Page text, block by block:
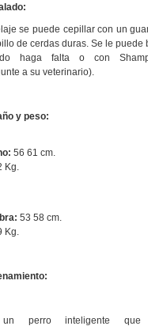
se puede cepillar con un
de cerdas duras. Se le puede
haga falta o con
a su veterinario).
y peso:
56 61 cm.
Kg.
53 58 cm.
Kg.
perro inteligente que